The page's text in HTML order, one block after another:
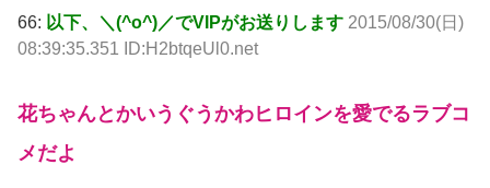
66: 以下、＼(^o^)／でVIPがお送りします 2015/08/30(日)
08:39:35.351 ID:H2btqeUl0.net
花ちゃんとかいうぐうかわヒロインを愛でるラブコ
メだよ